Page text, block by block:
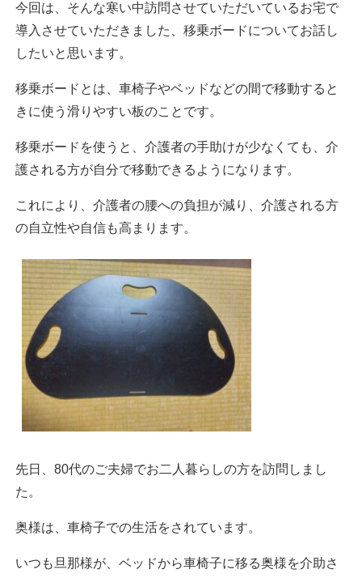
今回は、そんな寒い中訪問させていただいているお宅で
導入させていただきました、移乗ボードについてお話し
したいと思います。
移乗ボードとは、車椅子やベッドなどの間で移動すると
きに使う滑りやすい板のことです。
移乗ボードを使うと、介護者の手助けが少なくても、介
護される方が自分で移動できるようになります。
これにより、介護者の腰への負担が減り、介護される方
の自立性や自信も高まります。
先日、80代のご夫婦でお二人暮らしの方を訪問しまし
た。
奥様は、車椅子での生活をされています。
いつも旦那様が、ベッドから車椅子に移る奥様を介助さ